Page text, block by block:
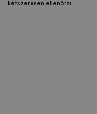
kétszeresen ellenőrzi.